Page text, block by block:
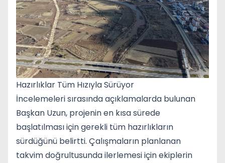
Hazırlıklar Tüm Hızıyla Sürüyor
İncelemeleri sırasında açıklamalarda bulunan
Başkan Uzun, projenin en kısa sürede
başlatılması için gerekli tüm hazırlıkların
sürdüğünü belirtti. Çalışmaların planlanan
takvim doğrultusunda ilerlemesi için ekiplerin